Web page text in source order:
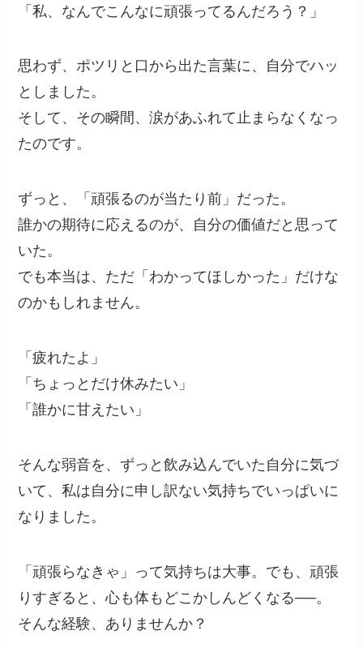
「私、なんでこんなに頑張ってるんだろう？」
思わず、ポツリと口から出た言葉に、自分でハッ
としました。
そして、その瞬間、涙があふれて止まらなくなっ
たのです。
ずっと、「頑張るのが当たり前」だった。
誰かの期待に応えるのが、自分の価値だと思って
いた。
でも本当は、ただ「わかってほしかった」だけな
のかもしれません。
「疲れたよ」
「ちょっとだけ休みたい」
「誰かに甘えたい」
そんな弱音を、ずっと飲み込んでいた自分に気づ
いて、私は自分に申し訳ない気持ちでいっぱいに
なりました。
「頑張らなきゃ」って気持ちは大事。でも、頑張
りすぎると、心も体もどこかしんどくなる──。
そんな経験、ありませんか？